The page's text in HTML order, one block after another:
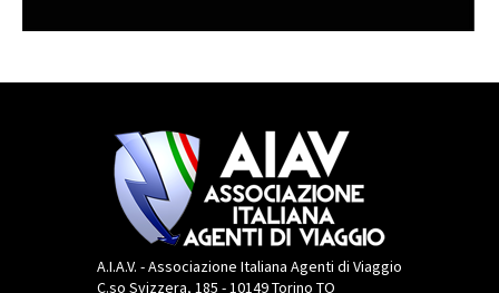
A.I.A.V. - Associazione Italiana Agenti di Viaggio
C.so Svizzera, 185 - 10149 Torino TO